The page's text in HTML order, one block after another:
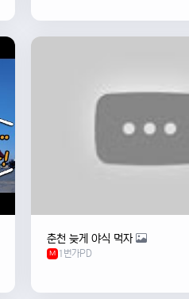
춘천 늦게 야식 먹자
M 1번가PD